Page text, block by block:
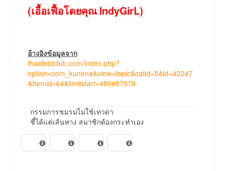
(เอื้อเฟื้อโดยคุณ IndyGirL)
อ้างอิงข้อมูลจาก
thaidebtclub.com/index.php?
option=com_kunena&view=topic&catid=5&id=42247
&Itemid=64&limitstart=480#87578
กรรมการชมรมไม่ใช้เทวดา
ชี้ได้แต่เส้นทาง สมาชิกต้องกระทำเอง